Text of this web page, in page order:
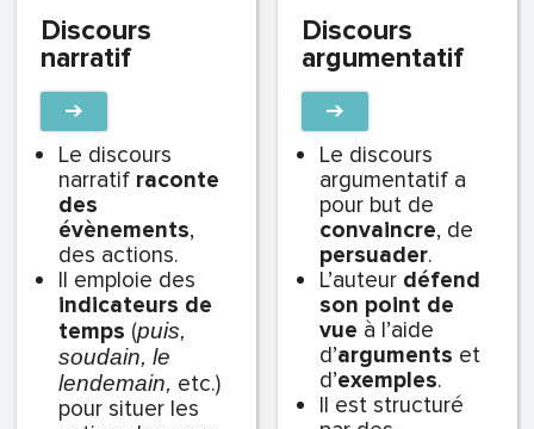
Discours
narratif
➔
Le discours
narratif raconte
des
évènements,
des actions.
Il emploie des
indicateurs de
temps (puis,
soudain, le
lendemain, etc.)
pour situer les
Discours
argumentatif
➔
Le discours
argumentatif a
pour but de
convaincre, de
persuader.
L’auteur défend
son point de
vue à l’aide
d’arguments et
d’exemples.
Il est structuré